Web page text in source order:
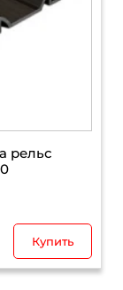
рельс
Купить